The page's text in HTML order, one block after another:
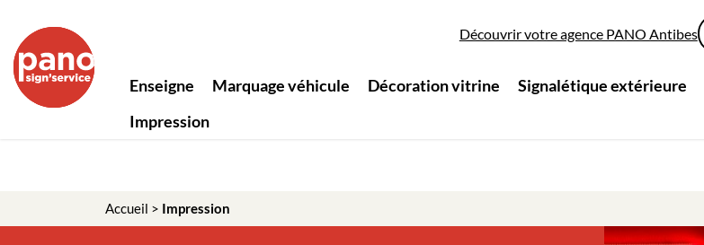
Enseigne Marquage véhicule Décoration vitrine Signalétique extérieure
Impression
Découvrir votre agence PANO Antibes
Accueil > Impression